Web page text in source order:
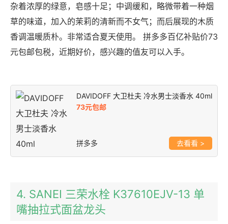
杂着浓厚的绿意，皂感十足；中调缓和，略微带着一种烟
草的味道，加入的茉莉的清新而不女气；而后展现的木质
香调温暖质朴。非常适合夏天使用。 拼多多百亿补贴价73
元包邮包税，近期好价，感兴趣的值友可以入手。
DAVIDOFF 大卫杜夫 冷水男士淡香水 40ml
73元包邮
拼多多 >
4. SANEI 三荣水栓 K37610EJV-13 单
嘴抽拉式面盆龙头